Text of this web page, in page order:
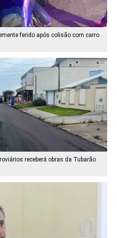
ferido após colisão com carro
receberá obras da Tubarão